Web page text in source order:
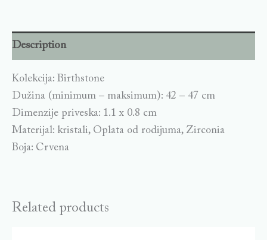
Description
Kolekcija: Birthstone
Dužina (minimum – maksimum): 42 – 47 cm
Dimenzije priveska: 1.1 x 0.8 cm
Materijal: kristali, Oplata od rodijuma, Zirconia
Boja: Crvena
Related products